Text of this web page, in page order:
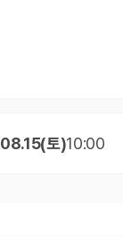
08.15(토)10:00